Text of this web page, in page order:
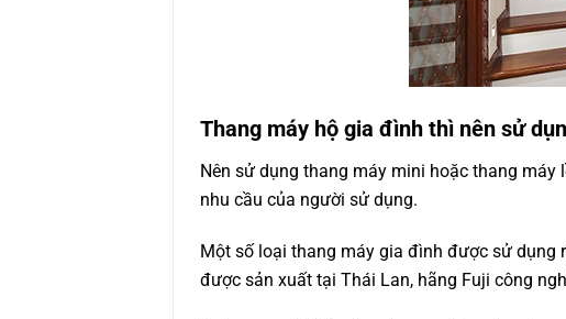
Thang máy hộ gia đình thì nên sử
Nên sử dụngthang máy mini hoặc thang máy
nhu cầu của người sử dụng.
Một số loại thang máy gia đình được sử dụng
được sản xuất tại Thái Lan, hãng Fuji công